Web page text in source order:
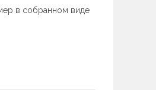
в собранном виде